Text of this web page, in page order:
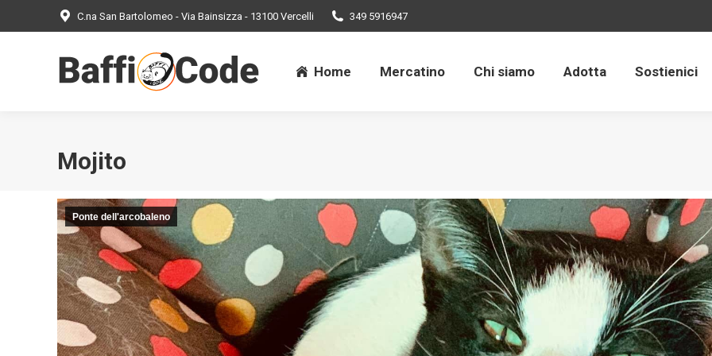
C.na San Bartolomeo - Via Bainsizza - 13100 Vercelli 349 5916947
Home Mercatino Chi siamo Adotta Sostienici
Mojito
Ponte dell'arcobaleno
Home